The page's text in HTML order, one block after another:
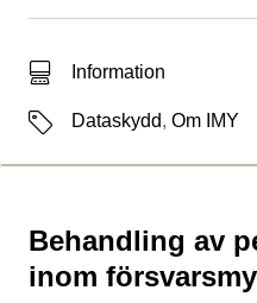
Typ av sökträff
Information
EtiketterDataskydd, Om IMY
Behandling av
inom
Typ av sida